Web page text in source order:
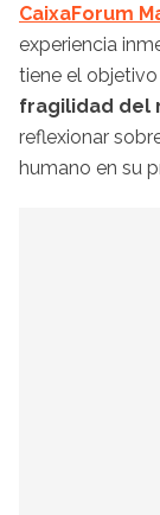
CaixaForum
experiencia
tiene el
fragilidad del
reflexionar
humano en su